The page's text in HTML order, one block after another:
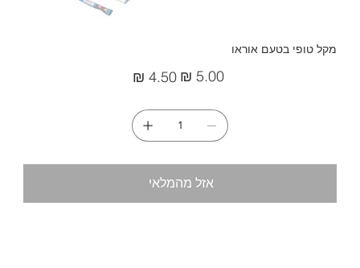
מקל טופי בטעם אוראו
מקורי
מבצע
אזל מהמלאי